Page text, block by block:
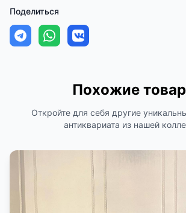
Поделиться
Похожие
Откройте для себя другие
антиквариата из нашей